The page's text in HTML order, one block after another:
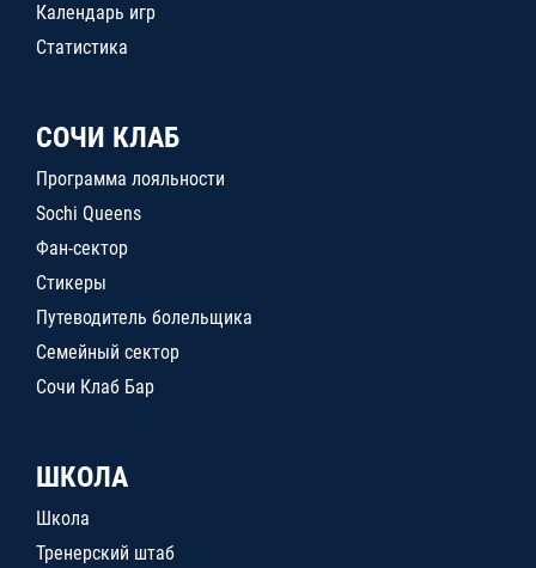
Календарь игр
Статистика
СОЧИ КЛАБ
Программа лояльности
Sochi Queens
Фан-сектор
Стикеры
Путеводитель болельщика
Семейный сектор
Сочи Клаб Бар
ШКОЛА
Школа
Тренерский штаб